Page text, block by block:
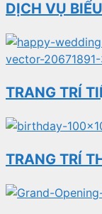
DỊCH VỤ
TRANG TRÍ
TRANG TRÍ